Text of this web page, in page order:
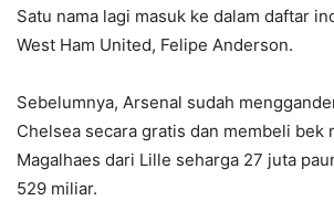
Satu nama lagi masuk ke dalam daftar
West Ham United, Felipe Anderson.
Sebelumnya, Arsenal sudah
Chelsea secara gratis dan membeli bek
Magalhaes dari Lille seharga 27 juta
529 miliar.